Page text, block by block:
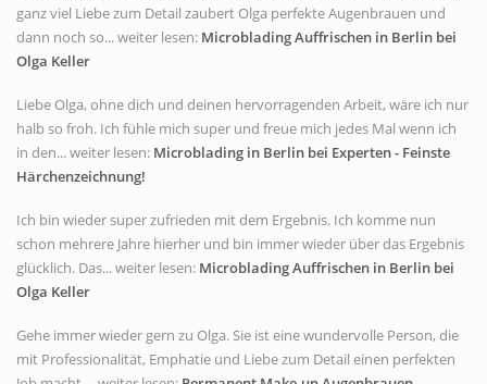
ganz viel Liebe zum Detail zaubert Olga perfekte Augenbrauen und
dann noch so... weiter lesen: Microblading Auffrischen in Berlin bei
Olga Keller
Liebe Olga, ohne dich und deinen hervorragenden Arbeit, wäre ich nur
halb so froh. Ich fühle mich super und freue mich jedes Mal wenn ich
in den... weiter lesen: Microblading in Berlin bei Experten - Feinste
Härchenzeichnung!
Ich bin wieder super zufrieden mit dem Ergebnis. Ich komme nun
schon mehrere Jahre hierher und bin immer wieder über das Ergebnis
glücklich. Das... weiter lesen: Microblading Auffrischen in Berlin bei
Olga Keller
Gehe immer wieder gern zu Olga. Sie ist eine wundervolle Person, die
mit Professionalität, Emphatie und Liebe zum Detail einen perfekten